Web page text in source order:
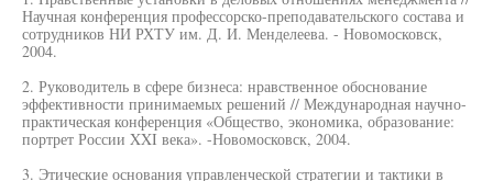
Научная конференция профессорско-преподавательского состава и
сотрудников НИ РХТУ им. Д. И. Менделеева. - Новомосковск,
2004.
2. Руководитель в сфере бизнеса: нравственное обоснование
эффективности принимаемых решений // Международная научно-
практическая конференция «Общество, экономика, образование:
портрет России XXI века». -Новомосковск, 2004.
3. Этические основания управленческой стратегии и тактики в